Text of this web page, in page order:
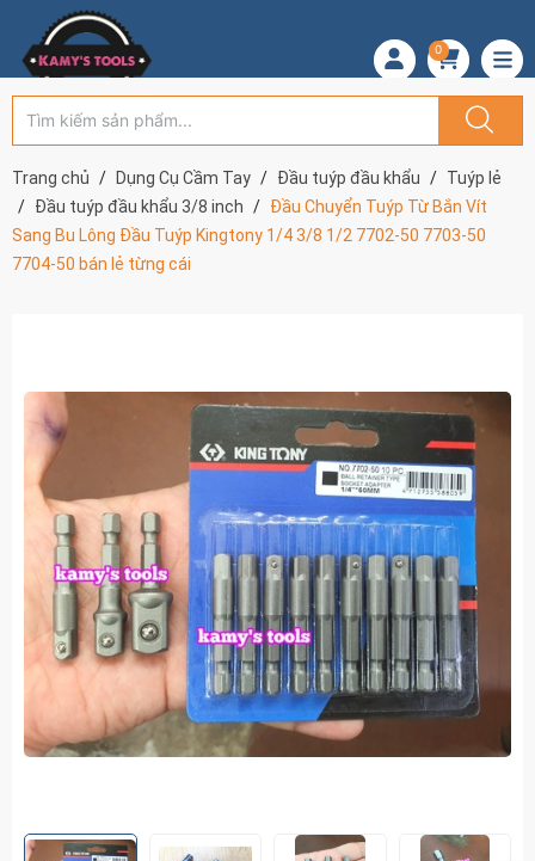
0
Trang chủ Dụng Cụ Cầm Tay Đầu tuýp đầu khẩu
Tuýp lẻ
Đầu tuýp đầu khẩu 3/8 inch
Đầu Chuyển Tuýp Từ Bắn Vít
Sang Bu Lông Đầu Tuýp Kingtony 1/4 3/8 1/2 7702-50 7703-50
7704-50 bán lẻ từng cái